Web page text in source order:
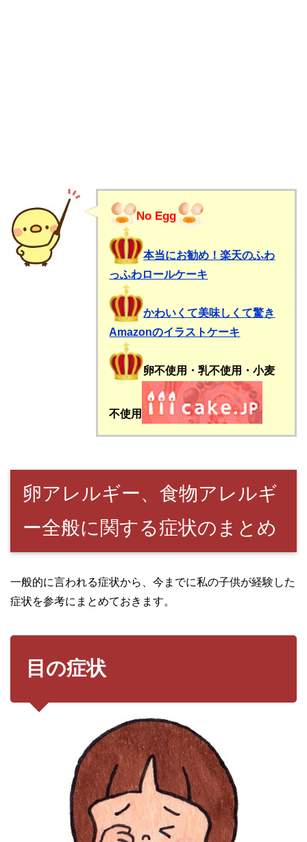
No Egg
本当にお勧め！楽天のふわ
っふわロールケーキ
かわいくて美味しくて驚き
Amazonのイラストケーキ
卵不使用・乳不使用・小麦
不使用
卵アレルギー、食物アレルギ
ー全般に関する症状のまとめ
一般的に言われる症状から、今までに私の子供が経験した
症状を参考にまとめておきます。
目の症状